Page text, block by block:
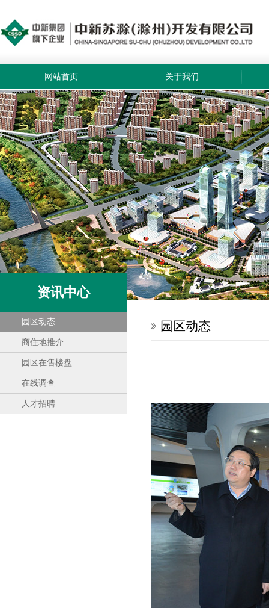
网站首页 关于我们
资讯中心
园区动态
商住地推介
园区在售楼盘
在线调查
人才招聘
园区动态